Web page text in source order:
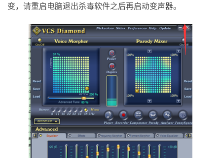
变，请重启电脑退出杀毒软件之后再启动变声器。